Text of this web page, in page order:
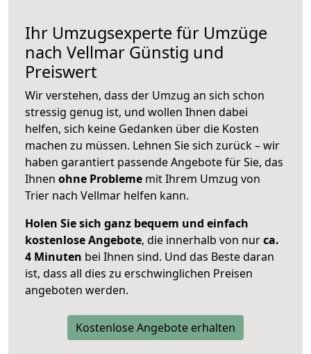
Ihr Umzugsexperte für Umzüge
nach Vellmar Günstig und
Preiswert
Wir verstehen, dass der Umzug an sich schon
stressig genug ist, und wollen Ihnen dabei
helfen, sich keine Gedanken über die Kosten
machen zu müssen. Lehnen Sie sich zurück – wir
haben garantiert passende Angebote für Sie, das
Ihnen ohne Probleme mit Ihrem Umzug von
Trier nach Vellmar helfen kann.
Holen Sie sich ganz bequem und einfach
kostenlose Angebote, die innerhalb von nurca.
4 Minuten bei Ihnen sind. Und das Beste daran
ist, dass all dies zu erschwinglichen Preisen
angeboten werden.
Kostenlose Angebote erhalten